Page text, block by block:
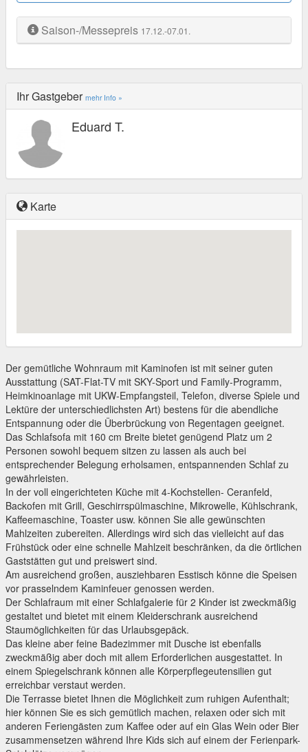
Saison-/Messepreis 17.12.-07.01.
Ihr Gastgeber mehr Info »
Eduard T.
Karte
Der gemütliche Wohnraum mit Kaminofen ist mit seiner guten
Ausstattung (SAT-Flat-TV mit SKY-Sport und Family-Programm,
Heimkinoanlage mit UKW-Empfangsteil, Telefon, diverse Spiele und
Lektüre der unterschiedlichsten Art) bestens für die abendliche
Entspannung oder die Überbrückung von Regentagen geeignet.
Das Schlafsofa mit 160 cm Breite bietet genügend Platz um 2
Personen sowohl bequem sitzen zu lassen als auch bei
entsprechender Belegung erholsamen, entspannenden Schlaf zu
gewährleisten.
In der voll eingerichteten Küche mit 4-Kochstellen- Ceranfeld,
Backofen mit Grill, Geschirrspülmaschine, Mikrowelle, Kühlschrank,
Kaffeemaschine, Toaster usw. können Sie alle gewünschten
Mahlzeiten zubereiten. Allerdings wird sich das vielleicht auf das
Frühstück oder eine schnelle Mahlzeit beschränken, da die örtlichen
Gaststätten gut und preiswert sind.
Am ausreichend großen, ausziehbaren Esstisch könne die Speisen
vor prasselndem Kaminfeuer genossen werden.
Der Schlafraum mit einer Schlafgalerie für 2 Kinder ist zweckmäßig
gestaltet und bietet mit einem Kleiderschrank ausreichend
Staumöglichkeiten für das Urlaubsgepäck.
Das kleine aber feine Badezimmer mit Dusche ist ebenfalls
zweckmäßig aber doch mit allem Erforderlichen ausgestattet. In
einem Spiegelschrank können alle Körperpflegeutensilien gut
erreichbar verstaut werden.
Die Terrasse bietet Ihnen die Möglichkeit zum ruhigen Aufenthalt;
hier können Sie es sich gemütlich machen, relaxen oder sich mit
anderen Feriengästen zum Kaffee oder auf ein Glas Wein oder Bier
zusammensetzen während Ihre Kids sich auf einem der Ferienpark-